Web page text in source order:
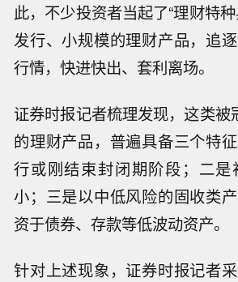
此，不少投资者当起了“理财特
发行、小规模的理财产品，追
行情，快进快出、套利离场。
证券时报记者梳理发现，这类被
的理财产品，普遍具备三个特
行或刚结束封闭期阶段；二
小；三是以中低风险的固收类
资于债券、存款等低波动资产。
针对上述现象，证券时报记者